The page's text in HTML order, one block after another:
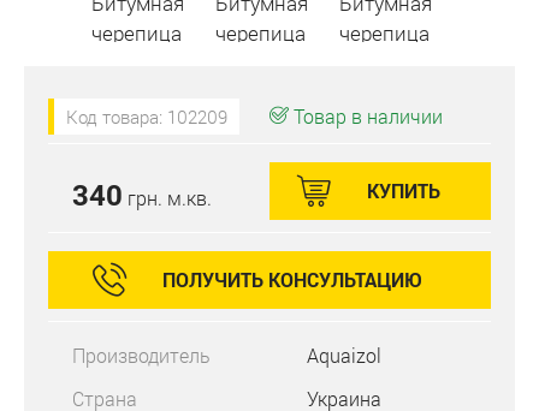
Код товара: 102209 Товар в наличии
340 грн. м.кв. КУПИТЬ
ПОЛУЧИТЬ КОНСУЛЬТАЦИЮ
Производитель
Aquaizol
Страна
Украина